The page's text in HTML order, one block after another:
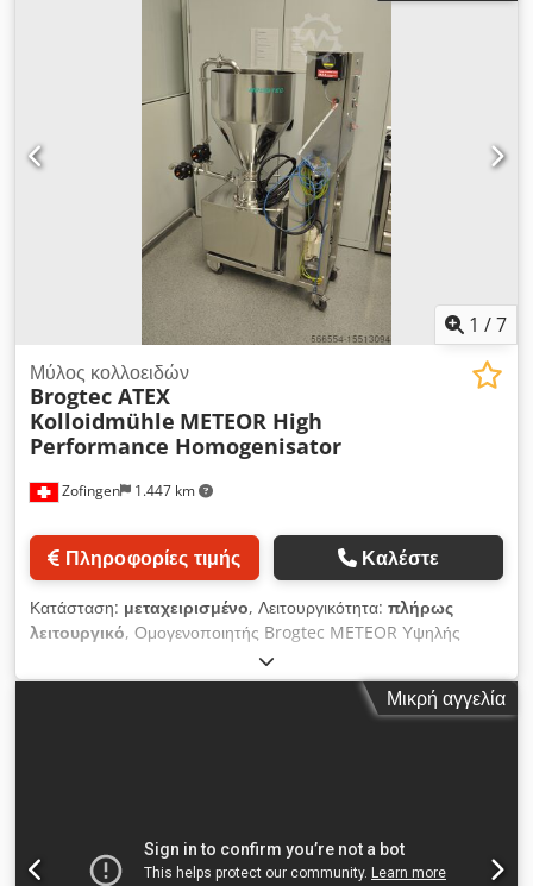
1 /7
Zofingen 1.447 km
Μύλος κολλοειδών
Brogtec ATEX
Kolloidmühle METEOR High
Performance Homogenisator
Πληροφορίες τιμής Καλέστε
Κατάσταση: μεταχειρισμένο, Λειτουργικότητα: πλήρως
λειτουργικό, Ομογενοποιητής Brogtec METEOR Υψηλής
απόδοσης κολλοειδής μύλος ATEX Κολλοειδής μύλος σε
φαρμακευτική σχεδίαση, κινητός σε καρότσι από ανοξείδωτο
χάλυβα. Ηλεκτρικό ερμάριο στο καροτσάκι με ρύθμιση της
Κολλοειδής μύλος υψηλής απόδοσης - ομογενοποιητής ATEX
Μικρή αγγελία